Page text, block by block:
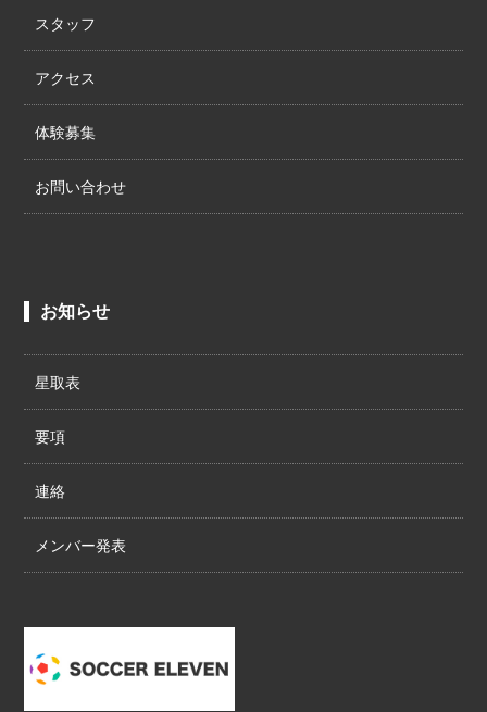
スタッフ
アクセス
体験募集
お問い合わせ
お知らせ
星取表
要項
連絡
メンバー発表